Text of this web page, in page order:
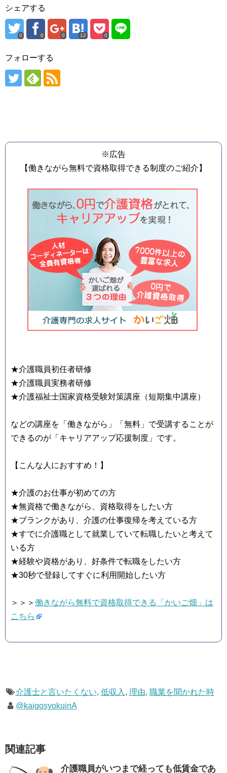
シェアする
0 0 0 12 0
フォローする
※広告
【働きながら無料で資格取得できる制度のご紹介】
★介護職員初任者研修
★介護職員実務者研修
★介護福祉士国家資格受験対策講座（短期集中講座）
などの講座を「働きながら」「無料」で受講することが
できるのが「キャリアアップ応援制度」です。
【こんな人におすすめ！】
★介護のお仕事が初めての方
★無資格で働きながら、資格取得をしたい方
★ブランクがあり、介護の仕事復帰を考えている方
★すでに介護職として就業していて転職したいと考えて
いる方
★経験や資格があり、好条件で転職をしたい方
★30秒で登録してすぐに利用開始したい方
＞＞＞ 働きながら無料で資格取得できる「かいご畑」は
こちら
介護士と言いたくない, 低収入 , 理由, 職業を聞かれた時
@kaigosyokuinA
関連記事
介護職員がいつまで経っても低賃金であ